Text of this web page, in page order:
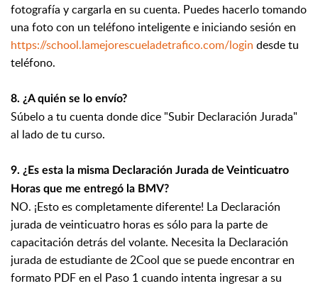
fotografía y cargarla en su cuenta. Puedes hacerlo tomando
una foto con un teléfono inteligente e iniciando sesión en
https://school.lamejorescueladetrafico.com/login desde tu
teléfono.
8. ¿A quién se lo envío?
Súbelo a tu cuenta donde dice "Subir Declaración Jurada"
al lado de tu curso.
9. ¿Es esta la misma Declaración Jurada de Veinticuatro
Horas que me entregó la BMV?
NO. ¡Esto es completamente diferente! La Declaración
jurada de veinticuatro horas es sólo para la parte de
capacitación detrás del volante. Necesita la Declaración
jurada de estudiante de 2Cool que se puede encontrar en
formato PDF en el Paso 1 cuando intenta ingresar a su